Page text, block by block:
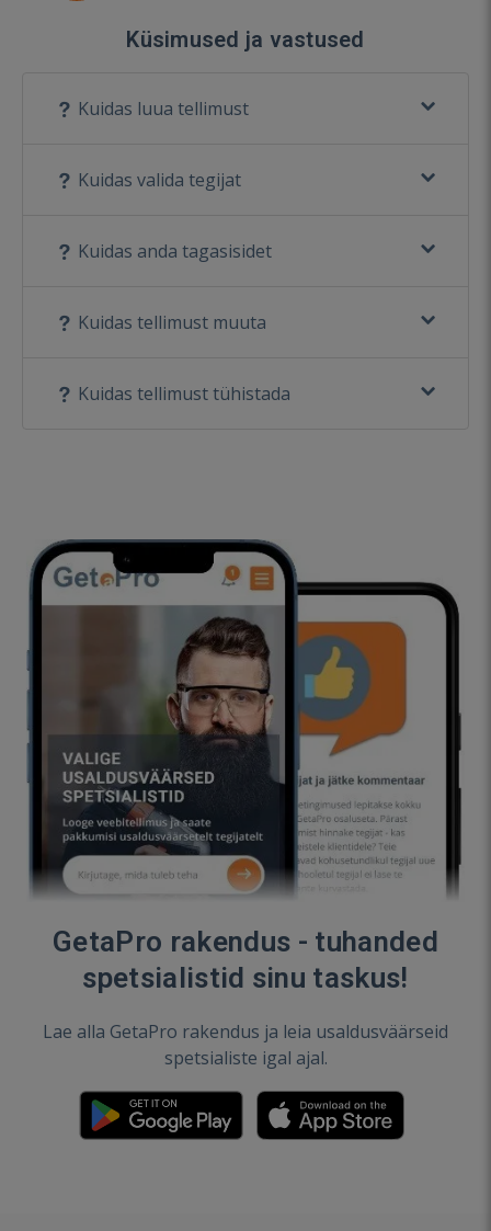
Küsimused ja vastused
Kuidas luua tellimust
Kuidas valida tegijat
Kuidas anda tagasisidet
Kuidas tellimust muuta
Kuidas tellimust tühistada
GetaPro rakendus - tuhanded
spetsialistid sinu taskus!
Lae alla GetaPro rakendus ja leia usaldusväärseid
spetsialiste igal ajal.